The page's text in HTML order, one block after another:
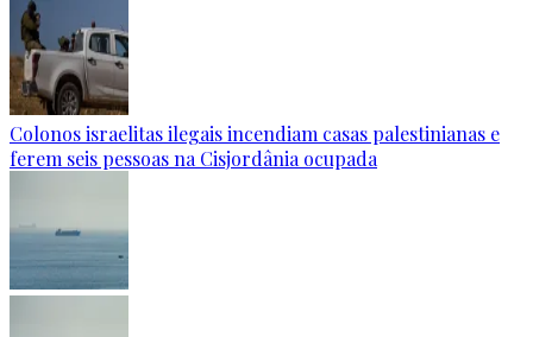
Colonos israelitas ilegais incendiam casas palestinianas e
ferem seis pessoas na Cisjordânia ocupada